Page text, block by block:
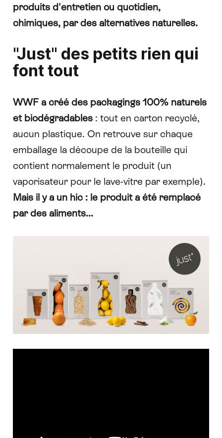
produits d'entretien ou quotidien,
chimiques, par des alternatives naturelles.
"Just" des petits rien qui
font tout
WWF a créé des packagings 100% naturels
et biodégradables: tout en carton recyclé,
aucun plastique. On retrouve sur chaque
emballage la découpe de la bouteille qui
contient normalement le produit (un
vaporisateur pour le lave-vitre par exemple).
Mais il y a un hic : le produit a été remplacé
par des aliments...